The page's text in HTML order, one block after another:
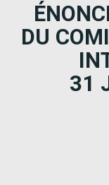
DU
31